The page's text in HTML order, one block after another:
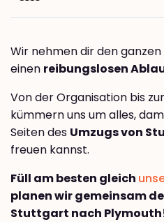
Wir nehmen dir den
einen reibungslosen
Von der Organisation bis
kümmern uns um alles,
Seiten des Umzugs von
freuen kannst.
Füll am besten gleich
planen wir gemeinsam
Stuttgart nach